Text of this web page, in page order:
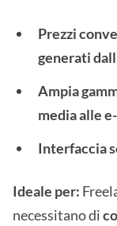
Prezzi
generati
Ampia
media alle
Interfaccia
Ideale per:
necessitano di